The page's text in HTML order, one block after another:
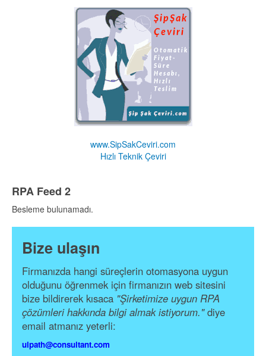
www.SipSakCeviri.com
Hızlı Teknik Çeviri
RPA Feed 2
Besleme bulunamadı.
Bize ulaşın
Firmanızda hangi süreçlerin otomasyona uygun
olduğunu öğrenmek için firmanızın web sitesini
bize bildirerek kısaca "Şirketimize uygun RPA
çözümleri hakkında bilgi almak istiyorum."diye
email atmanız yeterli:
uipath@consultant.com